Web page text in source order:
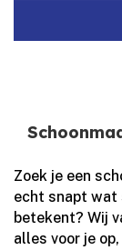
Zoek je een
echt snapt wat
betekent? Wij
alles voor je